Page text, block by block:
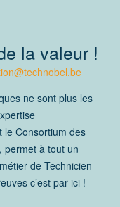
la valeur !
ne sont plus les
le Consortium des
permet à tout un
de Technicien
c’est par ici !